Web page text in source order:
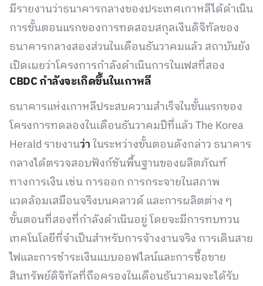
มีรายงานว่าธนาคารกลางของประเทศเกาหลีได้ดำเนิน
การขั้นตอนแรกของการทดสอบสกุลเงินดิจิทัลของ
ธนาคารกลางสองส่วนในเดือนธันวาคมแล้ว สถาบันยัง
เปิดเผยว่าโครงการกำลังดำเนินการในเฟสที่สอง
CBDC กำลังจะเกิดขึ้นในเกาหลี
ธนาคารแห่งเกาหลีประสบความสำเร็จในขั้นแรกของ
โครงการทดลองในเดือนธันวาคมปีที่แล้ว The Korea
Herald รายงานว่าในระหว่างขั้นตอนดังกล่าว ธนาคาร
กลางได้ตรวจสอบฟังก์ชันพื้นฐานของผลิตภัณฑ์
ทางการเงิน เช่น การออก การกระจายในสภาพ
แวดล้อมเสมือนจริงบนคลาวด์ และการผลิตต่าง ๆ
ขั้นตอนที่สองที่กำลังดำเนินอยู่ โดยจะมีการทบทวน
เทคโนโลยีที่จำเป็นสำหรับการจ้างงานจริง การเดินสาย
ไฟและการชำระเงินแบบออฟไลน์และการซื้อขาย
สินทรัพย์ดิจิทัลที่ถือครองในเดือนธันวาคมจะได้รับ